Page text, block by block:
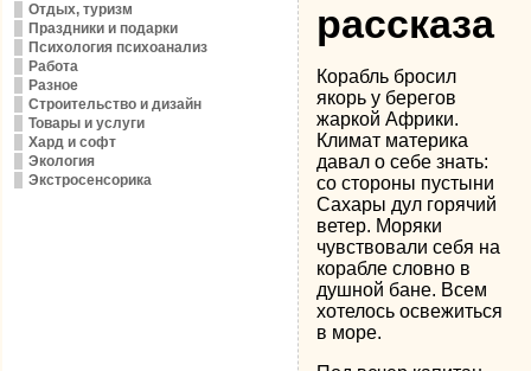
Отдых, туризм
Праздники и подарки
Психология психоанализ
Работа
Разное
Строительство и дизайн
Товары и услуги
Хард и софт
Экология
Экстросенсорика
рассказа
Корабль бросил
якорь у берегов
жаркой Африки.
Климат материка
давал о себе знать:
со стороны пустыни
Сахары дул горячий
ветер. Моряки
чувствовали себя на
корабле словно в
душной бане. Всем
хотелось освежиться
в море.